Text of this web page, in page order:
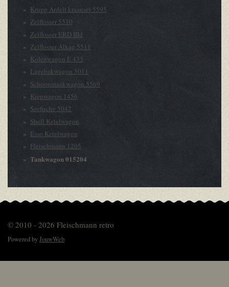
Krupp Ardelt kraanset 5595
Zelflosser 5510
Zelflosser ERD IIId
Zelflosser Alkag 5511
Kolenwagon E 433
Lagebakwagon 5011
Schoonmaakwagon 5569
Kiepwagon 1456
Seefische 5042
Shell Ketelwagon
Esso Ketelwagon
Fleischmann 1205
Tankwagon 015204
© 2010 - 2026 Fleischmann retro
Powered byJouwWeb